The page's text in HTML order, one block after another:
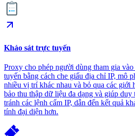
Khảo sát trực tuyến
Proxy cho phép người dùng tham gia
tuyến bằng cách che giấu địa chỉ IP, mô
nhiều vị trí khác nhau và bỏ qua các giới
bảo thu thập dữ liệu đa dạng và giúp
tránh các lệnh cấm IP, dẫn đến kết quả
tính đại diện hơn.